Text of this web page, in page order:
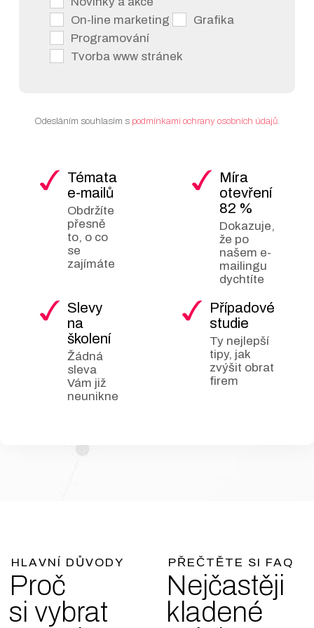
Na LinkedIn můžete
jednoduše najít vaše
budoucí zaměstnání, či
více zviditelnit svůj
„brand“, ať už osobní či
firemní a také pro
uživatele, kteří se chtějí
naučit, jak správně a
efektivně vytvářet
inzerci na LinkedIn.
Jednou z velkých výhod
sociální sítě LinkedIn je
to, že většina uživatelů,
kteří zde jsou s ní neumí
pracovat. Uvádí se, že
pouze 3 % uživatelů v
On-line marketing
Grafika
Programování
Tvorba www stránek
Odesláním souhlasím s podmínkami ochrany osobních údajů.
Témata
e-mailů
Obdržíte
přesně
to, o co
se
zajímáte
Míra
otevření
82 %
Dokazuje,
že po
našem e-
mailingu
dychtíte
Slevy
na
školení
Žádná
sleva
Vám již
neunikne
Případové
studie
Ty nejlepší
tipy, jak
zvýšit obrat
firem
HLAVNÍ DŮVODY
Proč
si vybrat
PŘEČTĚTE SI FAQ
Nejčastěji
kladené